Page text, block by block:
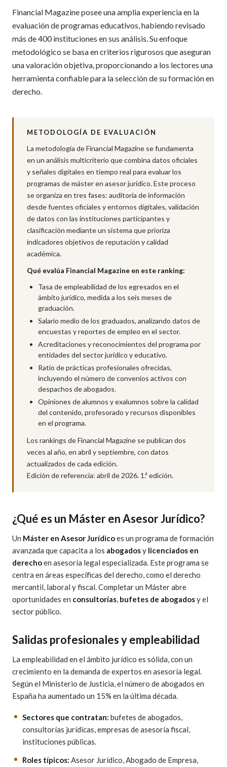
Financial Magazine posee una amplia experiencia en la
evaluación de programas educativos, habiendo revisado
más de 400 instituciones en sus análisis. Su enfoque
metodológico se basa en criterios rigurosos que aseguran
una valoración objetiva, proporcionando a los lectores una
herramienta confiable para la selección de su formación en
derecho.
METODOLOGÍA DE EVALUACIÓN
La metodología de Financial Magazine se fundamenta
en un análisis multicriterio que combina datos oficiales
y señales digitales en tiempo real para evaluar los
programas de máster en asesor jurídico. Este proceso
se organiza en tres fases: auditoría de información
desde fuentes oficiales y entornos digitales, validación
de datos con las instituciones participantes y
clasificación mediante un sistema que prioriza
indicadores objetivos de reputación y calidad
académica.
Qué evalúa Financial Magazine en este ranking:
Tasa de empleabilidad de los egresados en el
ámbito jurídico, medida a los seis meses de
graduación.
Salario medio de los graduados, analizando datos de
encuestas y reportes de empleo en el sector.
Acreditaciones y reconocimientos del programa por
entidades del sector jurídico y educativo.
Ratio de prácticas profesionales ofrecidas,
incluyendo el número de convenios activos con
despachos de abogados.
Opiniones de alumnos y exalumnos sobre la calidad
del contenido, profesorado y recursos disponibles
en el programa.
Los rankings de Financial Magazine se publican dos
veces al año, en abril y septiembre, con datos
actualizados de cada edición.
Edición de referencia: abril de 2026. 1.ª edición.
¿Qué es un Máster en Asesor Jurídico?
Un Máster en Asesor Jurídicoes un programa de formación
avanzada que capacita a los abogadosy licenciados en
derechoen asesoría legal especializada. Este programa se
centra en áreas específicas del derecho, como el derecho
mercantil, laboral y fiscal. Completar un Máster abre
oportunidades en consultorías, bufetes de abogadosy el
sector público.
Salidas profesionales y empleabilidad
La empleabilidad en el ámbito jurídico es sólida, con un
crecimiento en la demanda de expertos en asesoría legal.
Según el Ministerio de Justicia, el número de abogados en
España ha aumentado un 15% en la última década.
Sectores que contratan: bufetes de abogados,
consultorías jurídicas, empresas de asesoría fiscal,
instituciones públicas.
Roles típicos: Asesor Jurídico, Abogado de Empresa,